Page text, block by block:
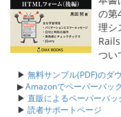
の第
理シ
つい
▶ 無料サンプル(PDF)のダ
▶Amazonでペーパーバッ
▶ 直販によるペーパーバッ
▶ 読者サポートページ